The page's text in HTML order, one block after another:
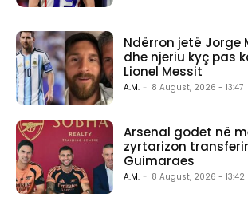
Ndërron jetë Jorge
dhe njeriu kyç pas
Lionel Messit
A.M. - 8 August, 2026 - 13:47
Arsenal godet në
zyrtarizon
Guimaraes
A.M. - 8 August, 2026 - 13:42